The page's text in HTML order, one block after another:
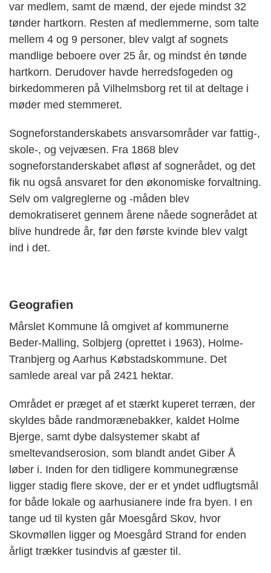
var medlem, samt de mænd, der ejede mindst 32
tønder hartkorn. Resten af medlemmerne, som talte
mellem 4 og 9 personer, blev valgt af sognets
mandlige beboere over 25 år, og mindst én tønde
hartkorn. Derudover havde herredsfogeden og
birkedommeren på Vilhelmsborg ret til at deltage i
møder med stemmeret.
Sogneforstanderskabets ansvarsområder var fattig-,
skole-, og vejvæsen. Fra 1868 blev
sogneforstanderskabet afløst af sognerådet, og det
fik nu også ansvaret for den økonomiske forvaltning.
Selv om valgreglerne og -måden blev
demokratiseret gennem årene nåede sognerådet at
blive hundrede år, før den første kvinde blev valgt
ind i det.
Geografien
Mårslet Kommune lå omgivet af kommunerne
Beder-Malling, Solbjerg (oprettet i 1963), Holme-
Tranbjerg og Aarhus Købstadskommune. Det
samlede areal var på 2421 hektar.
Området er præget af et stærkt kuperet terræn, der
skyldes både randmorænebakker, kaldet Holme
Bjerge, samt dybe dalsystemer skabt af
smeltevandserosion, som blandt andet Giber Å
løber i. Inden for den tidligere kommunegrænse
ligger stadig flere skove, der er et yndet udflugtsmål
for både lokale og aarhusianere inde fra byen. I en
tange ud til kysten går Moesgård Skov, hvor
Skovmøllen ligger og Moesgård Strand for enden
årligt trækker tusindvis af gæster til.